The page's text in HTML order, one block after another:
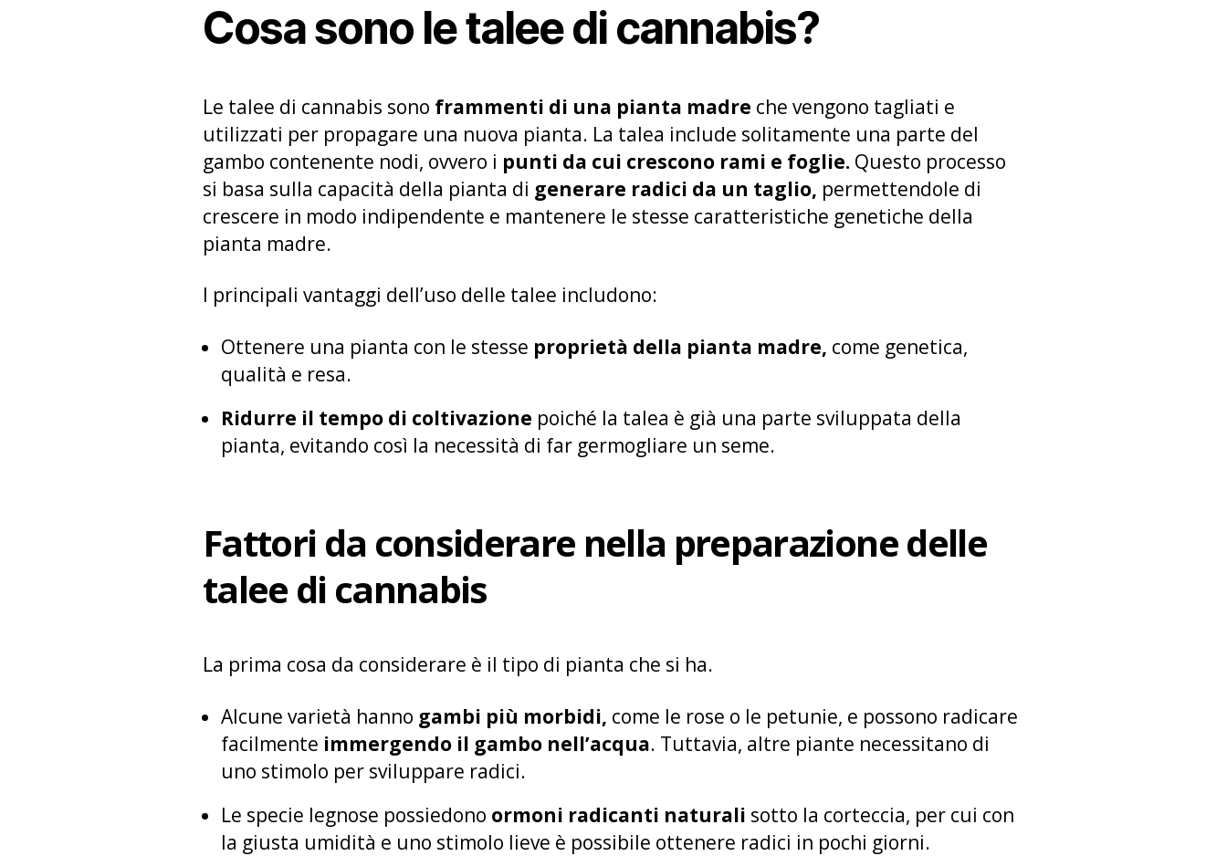
Cosa sono le talee di cannabis?
Le talee di cannabis sono frammenti di una pianta madre che vengono tagliati e
utilizzati per propagare una nuova pianta. La talea include solitamente una parte del
gambo contenente nodi, ovvero i punti da cui crescono rami e foglie. Questo processo
si basa sulla capacità della pianta di generare radici da un taglio, permettendole di
crescere in modo indipendente e mantenere le stesse caratteristiche genetiche della
pianta madre.
I principali vantaggi dell’uso delle talee includono:
Ottenere una pianta con le stesse proprietà della pianta madre, come genetica,
qualità e resa.
Ridurre il tempo di coltivazione poiché la talea è già una parte sviluppata della
pianta, evitando così la necessità di far germogliare un seme.
Fattori da considerare nella preparazione delle
talee di cannabis
La prima cosa da considerare è il tipo di pianta che si ha.
Alcune varietà hanno gambi più morbidi, come le rose o le petunie, e possono radicare
facilmente immergendo il gambo nell’acqua. Tuttavia, altre piante necessitano di
uno stimolo per sviluppare radici.
Le specie legnose possiedono ormoni radicanti naturali sotto la corteccia, per cui con
la giusta umidità e uno stimolo lieve è possibile ottenere radici in pochi giorni.